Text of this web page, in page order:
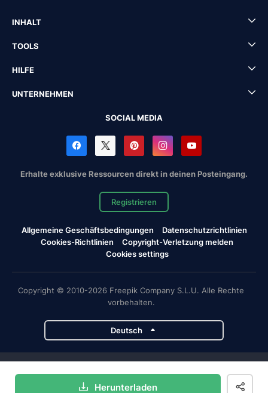
Herunterladen
INHALT
TOOLS
HILFE
UNTERNEHMEN
SOCIAL MEDIA
Erhalte exklusive Ressourcen direkt in deinen Posteingang.
Registrieren
Allgemeine Geschäftsbedingungen
Datenschutzrichtlinien
Cookies-Richtlinien
Copyright-Verletzung melden
Cookies settings
Copyright © 2010-2026 Freepik Company S.L.U. Alle Rechte
vorbehalten.
Deutsch